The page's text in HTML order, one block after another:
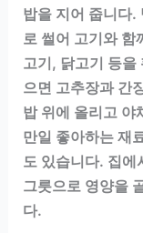
밥을 지어 줍니다.
로 썰어 고기와 함
고기, 닭고기 등을
으면 고추장과 간
밥 위에 올리고 야
만일 좋아하는 재
도 있습니다. 집에
그릇으로 영양을
다.